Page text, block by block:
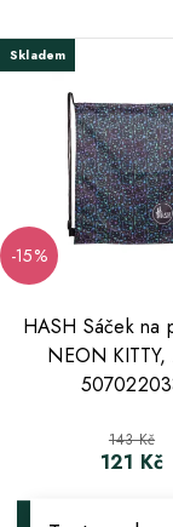
-15%
Skladem
HASH Sáček na
NEON KITTY,
143 Kč
Cena
121 Kč